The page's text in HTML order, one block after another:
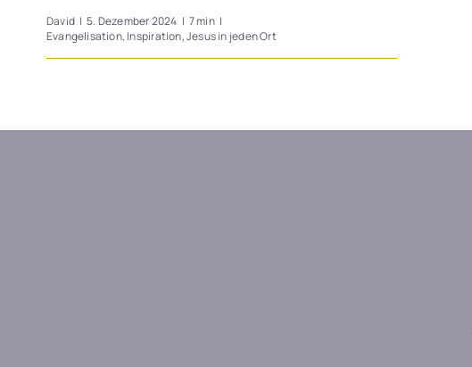
David | 5. Dezember 2024 | 7 min |
Evangelisation, Inspiration,Jesus in jeden Ort